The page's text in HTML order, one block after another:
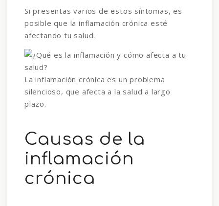
Si presentas varios de estos síntomas, es
posible que la inflamación crónica esté
afectando tu salud.
La inflamación crónica es un problema
silencioso, que afecta a la salud a largo
plazo.
Causas de la
inflamación
crónica